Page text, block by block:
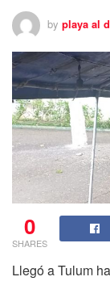
by playa al
0
SHARES
Llegó a Tulum